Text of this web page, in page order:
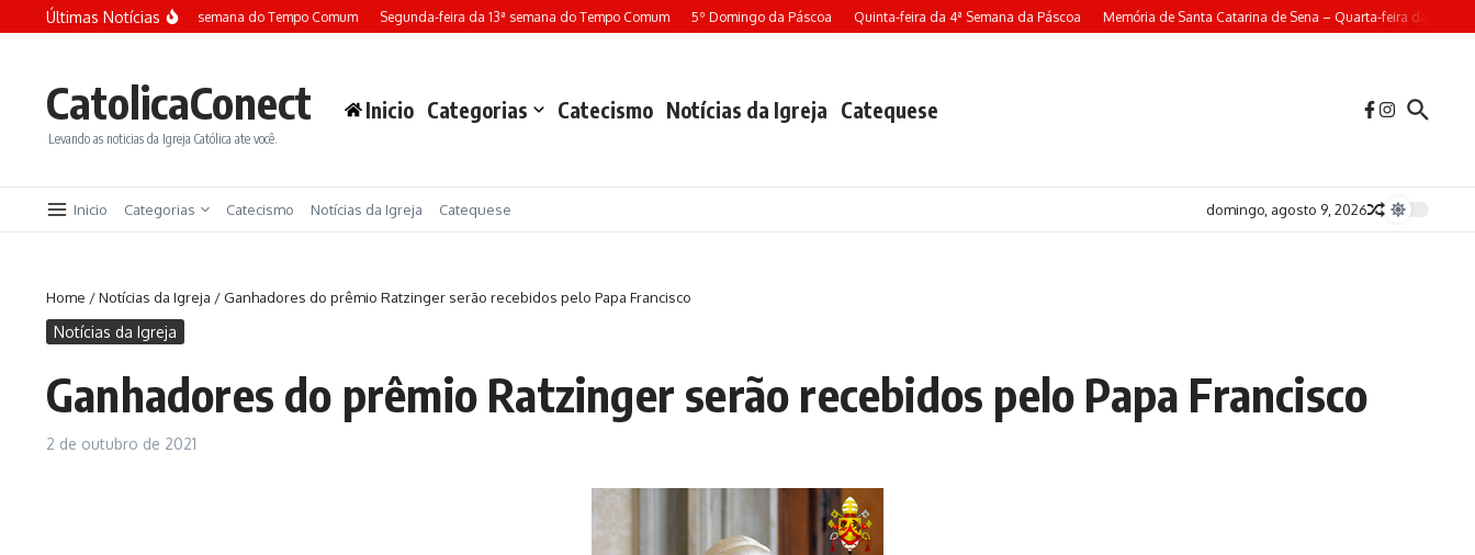
Ir para o conteúdo
Últimas Notícias
Terça-feira da 13ª semana do Tempo Comum Segunda-feira da 13ª semana do Tempo Comum 5º Domingo da Páscoa Quinta-feira da 4ª Semana da Páscoa Memória de Santa Catarina de Sena – Quarta-feira da 4ª Semana
CatolicaConect
Levando as noticias da Igreja Católica ate você.
Inicio Categorias Catecismo Notícias da Igreja Catequese
Inicio Categorias Catecismo Notícias da Igreja Catequese domingo, agosto 9, 2026
Home /Notícias da Igreja /Ganhadores do prêmio Ratzinger serão recebidos pelo Papa Francisco
Notícias da Igreja
Ganhadores do prêmio Ratzinger serão recebidos pelo Papa Francisco
2 de outubro de 2021